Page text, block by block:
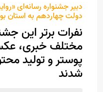
دبیر جشنواره رسانه‌ای
دولت چهاردهم به استان
نفرات برتر این
مختلف خبری،
پوستر و تولید
شدند